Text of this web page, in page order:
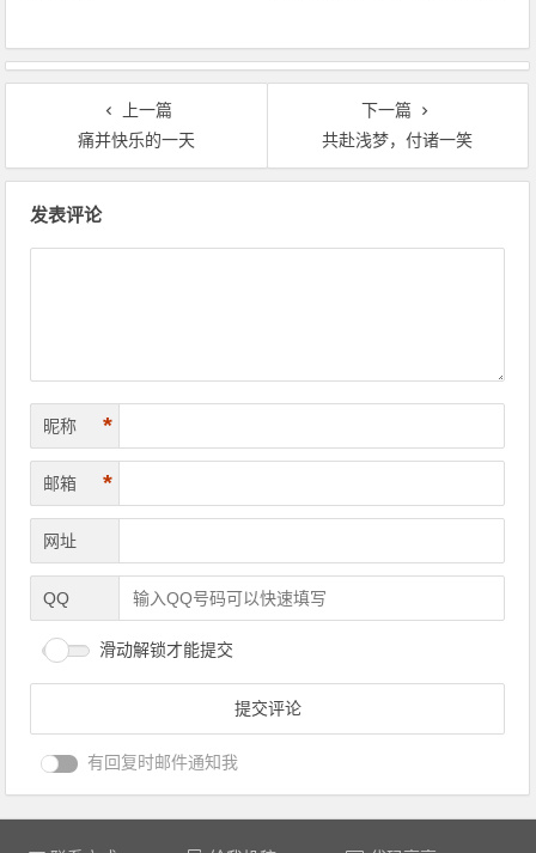
上一篇
痛并快乐的一天
下一篇
共赴浅梦，付诸一笑
发表评论
昵称 *
邮箱 *
网址
QQ
滑动解锁才能提交
有回复时邮件通知我